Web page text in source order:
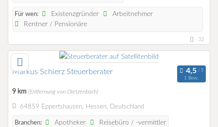
Für wen: Existenzgründer
Arbeitnehmer
Rentner / Pensionäre
32
Markus Schierz Steuerberater
1 Bew.
9 km (Entfernung von Dietzenbach)
64859 Eppertshausen, Hessen, Deutschland
Branchen: Apotheker Reisebüro / -vermittler